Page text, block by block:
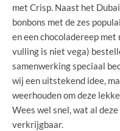
met Crisp. Naast het
bonbons met de zes
en een chocoladereep
vulling is niet vega)
samenwerking speciaal
wij een uitstekend idee,
weerhouden om deze
Wees wel snel, wat al
verkrijgbaar.